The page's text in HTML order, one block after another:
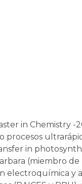
in Chemistry -
procesos
in
(miembro de
electroquímica y